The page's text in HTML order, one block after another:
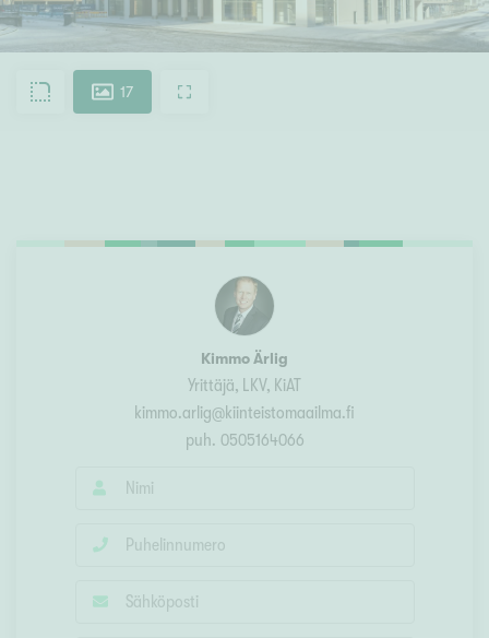
17
Kimmo Ärlig
Yrittäjä, LKV, KiAT
kimmo.arlig@kiinteistomaailma.fi
puh. 0505164066